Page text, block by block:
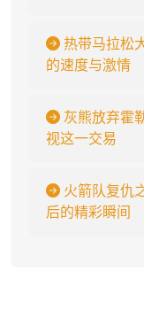
热带马拉松
的速度与激情
灰熊放弃霍
视这一交易
火箭队复仇
后的精彩瞬间